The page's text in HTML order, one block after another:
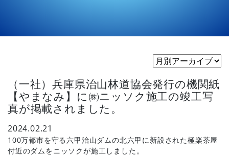
（一社）兵庫県治山林道協会発行の機関紙
【やまなみ】に㈱ニッソク施工の竣工写
真が掲載されました。
2024.02.21
100万都市を守る六甲治山ダムの北六甲に新設された極楽茶屋
付近のダムをニッソクが施工しました。